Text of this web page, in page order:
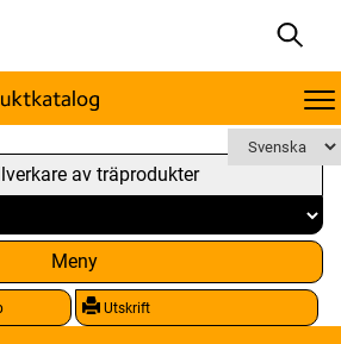
av träprodukter
Meny
Utskrift